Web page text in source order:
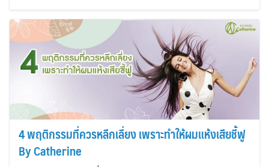
4 พฤติกรรมที่ควรหลีกเลี่ยง เพราะทำให้ผมแห้งเสียชี้ฟู
By Catherine